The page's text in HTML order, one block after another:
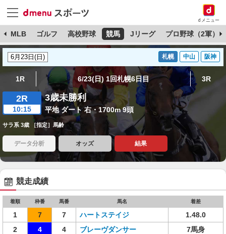
dメニュー
MLB ゴルフ 高校野球 競馬 Jリーグ プロ野球（2軍）
札幌 中山 阪神
1R 6/23(日) 1回札幌6日目 3R
2R
10:15
3歳未勝利
平地 ダート 右・1700m 9頭
サラ系 3歳 ［指定］馬齢
データ分析 オッズ 結果
競走成績
着順 枠番 馬番 馬名 着差
1 7 7 ハートステイジ
1.48.0
2
4 4 ブレーヴダンサー
7馬身